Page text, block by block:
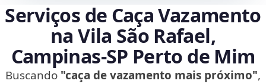
Serviços de Caça Vazamento
na Vila São Rafael,
Campinas‑SP Perto de Mim
Buscando "caça de vazamento mais próximo",